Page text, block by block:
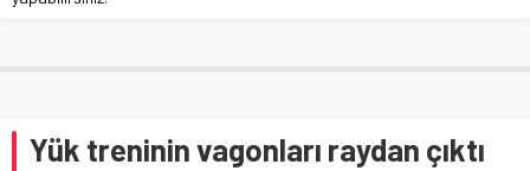
Yük treninin vagonları raydan çıktı